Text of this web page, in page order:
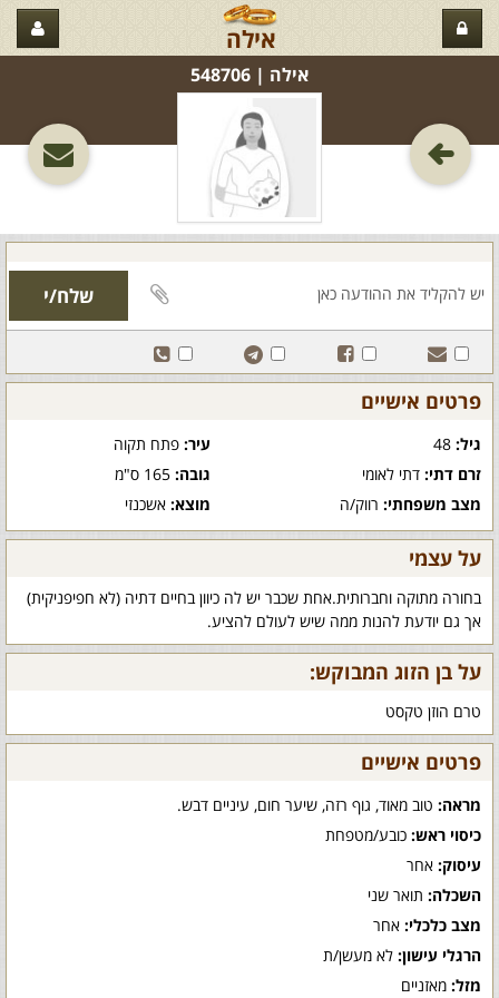
אילה
אילה‏ | 548706
פרטים אישיים
גיל: עיר:פתח תקוה
זרם דתי: דתי לאומי גובה:165 ס"מ
מצב משפחתי: רווק/ה מוצא:אשכנזי
על עצמי
בחורה מתוקה וחברותית.אחת שכבר יש לה כיוון בחיים דתיה (לא חפיפניקית)
אך גם יודעת להנות ממה שיש לעולם להציע.
על בן הזוג המבוקש:
טרם הוזן טקסט
פרטים אישיים
מראה: טוב מאוד, גוף רזה, שיער חום, עיניים דבש.
כיסוי ראש: כובע/מטפחת
עיסוק: אחר
השכלה: תואר שני
מצב כלכלי: אחר
הרגלי עישון: לא מעשן/ת
מזל: מאזניים